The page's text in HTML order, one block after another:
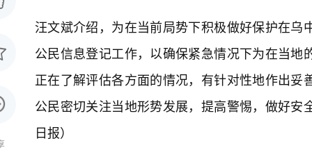
汪文斌介绍，为在当前局势下积极做好保护在
公民信息登记工作，以确保紧急情况下为在当
正在了解评估各方面的情况，有针对性地作出
公民密切关注当地形势发展，提高警惕，做好
日报）